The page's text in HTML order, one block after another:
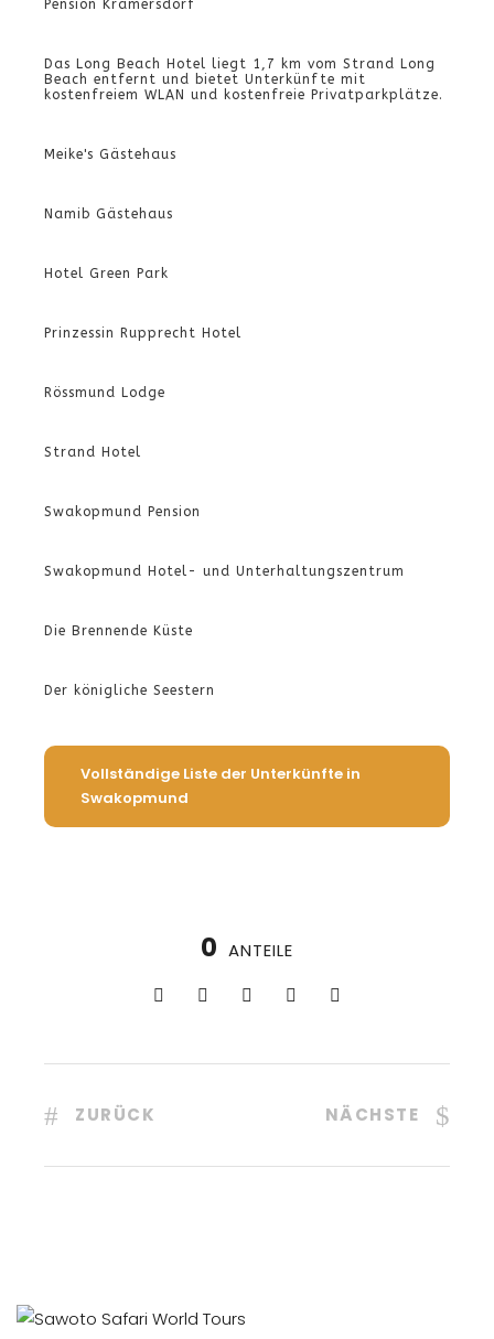
Pension Kramersdorf
Das Long Beach Hotel liegt 1,7 km vom Strand Long
Beach entfernt und bietet Unterkünfte mit
kostenfreiem WLAN und kostenfreie Privatparkplätze.
Meike's Gästehaus
Namib Gästehaus
Hotel Green Park
Prinzessin Rupprecht Hotel
Rössmund Lodge
Strand Hotel
Swakopmund Pension
Swakopmund Hotel- und Unterhaltungszentrum
Die Brennende Küste
Der königliche Seestern
Vollständige Liste der Unterkünfte in
Swakopmund
0 ANTEILE
ZURÜCK NÄCHSTE